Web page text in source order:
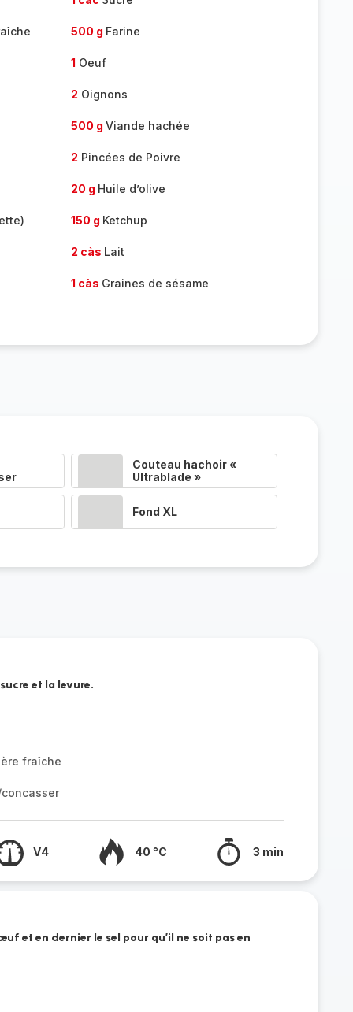
500 g Farine
1 Oeuf
2 Oignons
500 g Viande hachée
2 Pincées de Poivre
20 g Huile d’olive
150 g Ketchup
2 càs Lait
1 càs Graines de sésame
Couteau hachoir «
Ultrablade »
Fond XL
et la levure.
fraîche
V4 40 °C 3 min
et en dernier le sel pour qu’il ne soit pas en